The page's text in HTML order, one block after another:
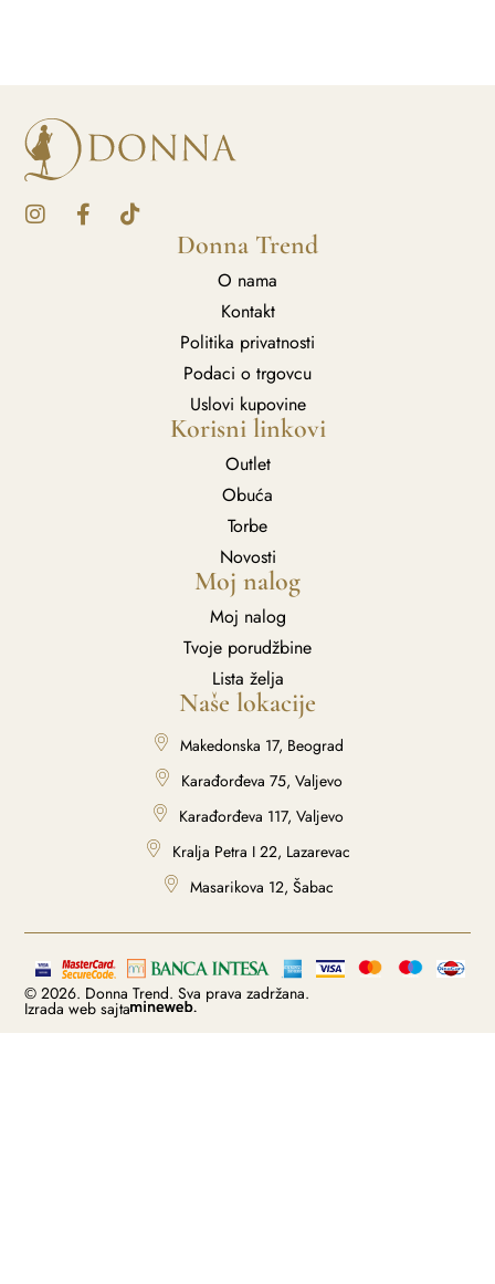
Donna Trend
O nama
Kontakt
Politika privatnosti
Podaci o trgovcu
Uslovi kupovine
Korisni linkovi
Outlet
Obuća
Torbe
Novosti
Moj nalog
Moj nalog
Tvoje porudžbine
Lista želja
Naše lokacije
Makedonska 17, Beograd
Karađorđeva 75, Valjevo
Karađorđeva 117, Valjevo
Kralja Petra I 22, Lazarevac
Masarikova 12, Šabac
© 2026. Donna Trend. Sva prava zadržana.
Izrada web sajta